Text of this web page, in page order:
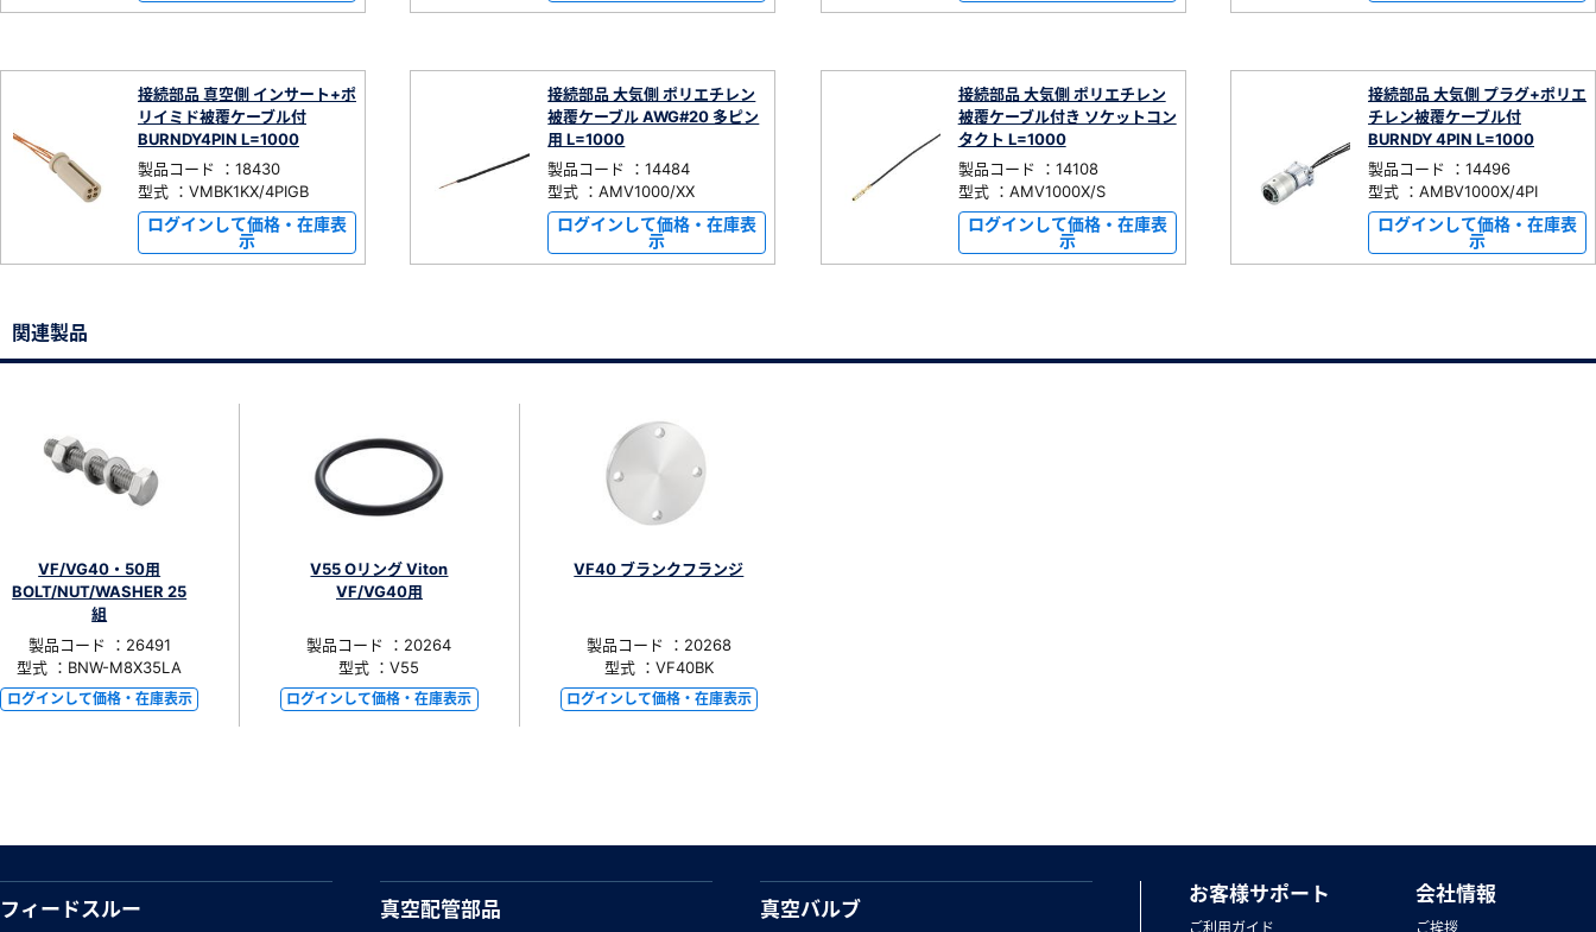
接続部品 真空側 インサート+ポ
リイミド被覆ケーブル付
BURNDY4PIN L=1000
製品コード ：18430
型式 ：VMBK1KX/4PIGB
ログインして価格・在庫表
示
接続部品 大気側 ポリエチレン
被覆ケーブル AWG#20 多ピン
用 L=1000
製品コード ：14484
型式 ：AMV1000/XX
ログインして価格・在庫表
示
接続部品 大気側 ポリエチレン
被覆ケーブル付き ソケットコン
タクト L=1000
製品コード ：14108
型式 ：AMV1000X/S
ログインして価格・在庫表
示
接続部品 大気側 プラグ+ポリエ
チレン被覆ケーブル付
BURNDY 4PIN L=1000
製品コード ：14496
型式 ：AMBV1000X/4PI
ログインして価格・在庫表
示
関連製品
VF/VG40・50用
BOLT/NUT/WASHER 25
組
製品コード ：26491
型式 ：BNW-M8X35LA
ログインして価格・在庫表示
V55 Oリング Viton
VF/VG40用
製品コード ：20264
型式 ：V55
ログインして価格・在庫表示
VF40 ブランクフランジ
製品コード ：20268
型式 ：VF40BK
ログインして価格・在庫表示
フィードスルー 真空配管部品 真空バルブ
お客様サポート
ご利用ガイド
会社情報
ご挨拶